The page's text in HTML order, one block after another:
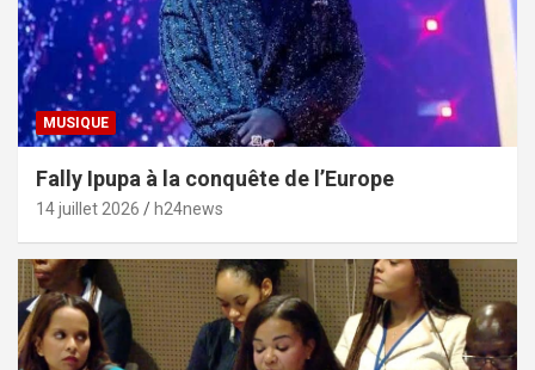
MUSIQUE
Fally Ipupa à la conquête de l’Europe
14 juillet 2026 h24news